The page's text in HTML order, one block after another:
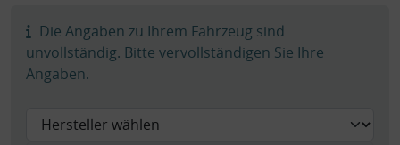
Die Angaben zu Ihrem Fahrzeug sind
unvollständig. Bitte vervollständigen Sie Ihre
Angaben.